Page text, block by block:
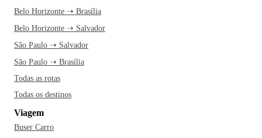
Belo Horizonte ➝ Brasília
Belo Horizonte ➝ Salvador
São Paulo ➝ Salvador
São Paulo ➝ Brasília
Todas as rotas
Todas os destinos
Viagem
Buser Carro